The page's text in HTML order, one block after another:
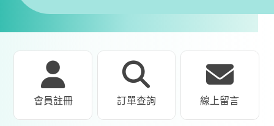
會員註冊 訂單查詢 線上留言